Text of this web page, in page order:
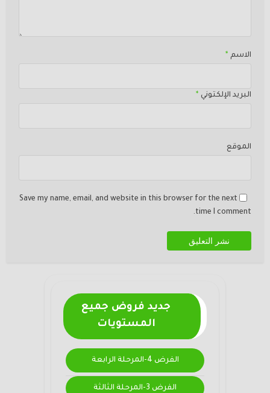
الاسم *
البريد الإلكتوني *
الموقع
Save my name, email, and website in this browser for the next
time I comment.
جديد فروض جميع
المستويات
الفرض 4-المرحلة الرابعة
الفرض 3-المرحلة الثالثة